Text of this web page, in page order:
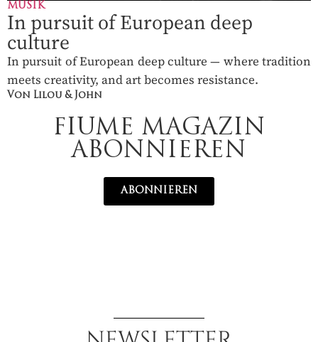
MUSIK
In pursuit of European deep
culture
In pursuit of European deep culture — where tradition
meets creativity, and art becomes resistance.
Von Lilou & John
FIUME MAGAZIN
ABONNIEREN
ABONNIEREN